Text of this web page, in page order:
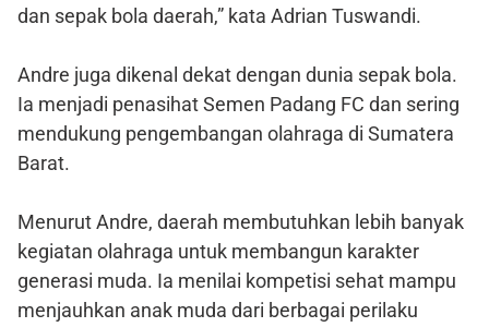
dan sepak bola daerah,” kata Adrian Tuswandi.
Andre juga dikenal dekat dengan dunia sepak bola.
Ia menjadi penasihat Semen Padang FC dan sering
mendukung pengembangan olahraga di Sumatera
Barat.
Menurut Andre, daerah membutuhkan lebih banyak
kegiatan olahraga untuk membangun karakter
generasi muda. Ia menilai kompetisi sehat mampu
menjauhkan anak muda dari berbagai perilaku